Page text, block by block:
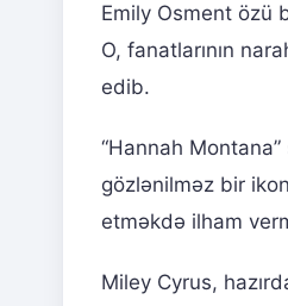
Emily Osment özü
O, fanatlarının
edib.
“Hannah
gözlənilməz bir
etməkdə ilham
Miley Cyrus,